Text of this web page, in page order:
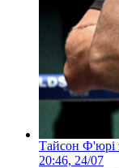
Тайсон Ф'юрі
20:46, 24/07